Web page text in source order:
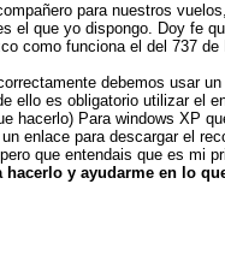
para nuestros
el que yo dispongo. Doy fe
como funciona el del 737 de
debemos usar
ello es obligatorio utilizar el
hacerlo) Para windows XP
enlace para descargar el
que entendais que es mi
y ayudarme en lo